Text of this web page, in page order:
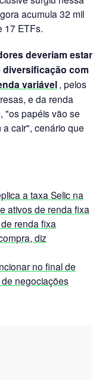
acumula 32 mil
17 ETFs.
deveriam estar
com
variável, pelos
e da renda
"os papéis vão se
cair", cenário que
a taxa Selic na
ativos de renda fixa
renda fixa
diz
no final de
negociações